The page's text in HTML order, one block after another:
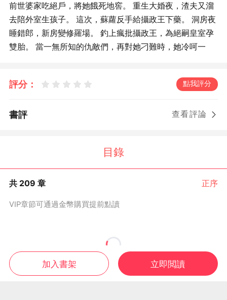
前世婆家吃絕戶，將她餓死地窖。 重生大婚夜，渣夫又溜
去陪外室生孩子。 這次，蘇蘿反手給攝政王下藥。 洞房夜
睡錯郎，新房變修羅場。 釣上瘋批攝政王，為絕嗣皇室孕
雙胎。 當一無所知的仇敵們，再對她刁難時，她冷呵一
忌憚跪拜：“見過攝政王妃” 最後，滿門侯府惶恐磕頭： “參
冷笑： “全都殺了。” * 史上最殘暴的攝政王，信奉的只有
她那點把戲，但還是： 上了癮，戒不掉。
加入書架 立即閲讀
評分： 點我評分
書評 查看評論
目錄
共 209 章 正序
VIP章節可通過金幣購買提前點讀
目錄加載中...